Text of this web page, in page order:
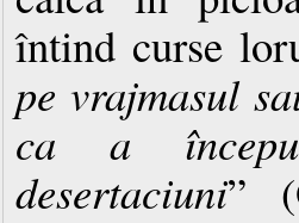
întind curse
pe vrajmasul
ca a
desertaciuni”